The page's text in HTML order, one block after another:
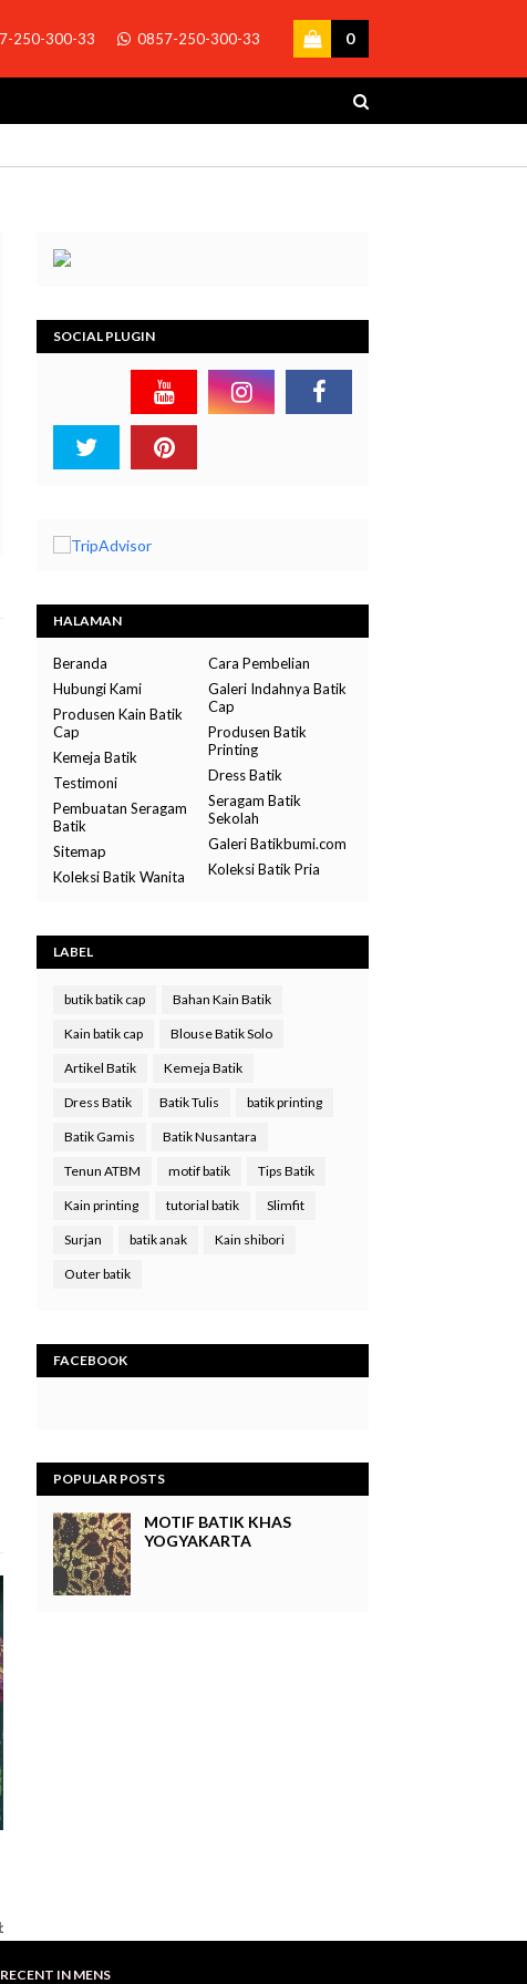
250-300-33 0857-250-300-33 0
SOCIAL PLUGIN
HALAMAN
Beranda
Cara Pembelian
Hubungi Kami
Galeri Indahnya Batik
Cap
Produsen Kain Batik
Cap
Produsen Batik
Printing
Kemeja Batik
Dress Batik
Testimoni
Seragam Batik
Sekolah
Pembuatan Seragam
Batik
Galeri Batikbumi.com
Sitemap
Koleksi Batik Pria
Koleksi Batik Wanita
LABEL
butik batik cap Bahan Kain Batik
Kain batik cap Blouse Batik Solo
Artikel Batik Kemeja Batik
Dress Batik Batik Tulis batik printing
Batik Gamis Batik Nusantara
Tenun ATBM motif batik Tips Batik
Kain printing tutorial batik Slimfit
Surjan batik anak Kain shibori
Outer batik
FACEBOOK
POPULAR POSTS
MOTIF BATIK KHAS
YOGYAKARTA
RECENT IN MENS